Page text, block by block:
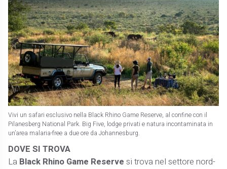
Vivi un safari esclusivo nella Black Rhino Game Reserve, al confine con il
Pilanesberg National Park. Big Five, lodge privati e natura incontaminata in
un’area malaria-free a due ore da Johannesburg.
DOVE SI TROVA
La Black Rhino Game Reserve si trova nel settore nord-